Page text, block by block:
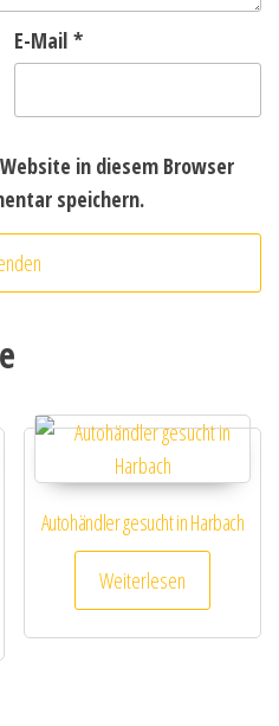
E-Mail *
in diesem Browser
speichern.
Autohändler gesucht in Harbach
Weiterlesen